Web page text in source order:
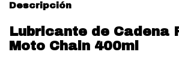
Descripción
Lubricante de Cadena
Moto Chain 400ml